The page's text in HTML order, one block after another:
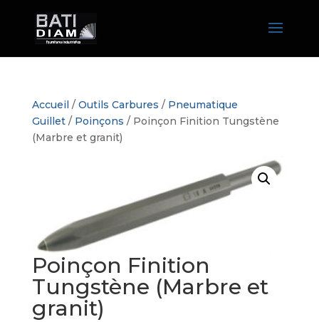
Accueil / Outils Carbures / Pneumatique
Guillet/ Poinçons / Poinçon Finition Tungstène
(Marbre et granit)
Poinçon Finition
Tungstène (Marbre et
granit)